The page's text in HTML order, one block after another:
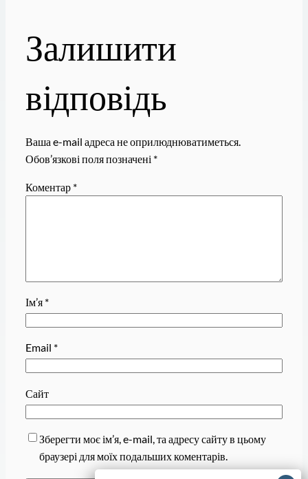
Залишити
відповідь
Ваша e-mail адреса не оприлюднюватиметься.
Обов’язкові поля позначені *
Коментар *
Ім’я *
Email *
Сайт
Зберегти моє ім’я, e-mail, та адресу сайту в цьому
браузері для моїх подальших коментарів.